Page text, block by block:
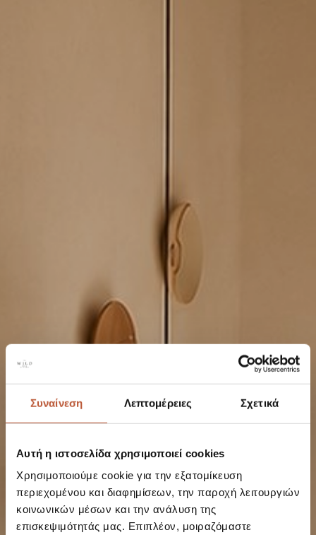
Συναίνεση Λεπτομέρειες Σχετικά
Αυτή η ιστοσελίδα χρησιμοποιεί cookies
Χρησιμοποιούμε cookie για την εξατομίκευση
περιεχομένου και διαφημίσεων, την παροχή λειτουργιών
κοινωνικών μέσων και την ανάλυση της
επισκεψιμότητάς μας. Επιπλέον, μοιραζόμαστε